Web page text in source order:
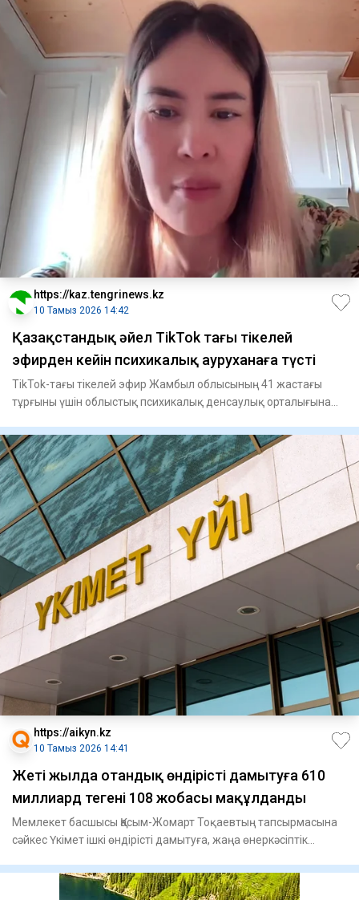
https://kaz.tengrinews.kz
10 Тамыз 2026 14:42
Қазақстандық әйел TikTok тағы тікелей
эфирден кейін психикалық ауруханаға түсті
TikTok-тағы тікелей эфир Жамбыл облысының 41 жастағы
тұрғыны үшін облыстық психикалық денсаулық орталығына
https://aikyn.kz
10 Тамыз 2026 14:41
Жеті жылда отандық өндірісті дамытуға 610
миллиард теңгенің 108 жобасы мақұлданды
Мемлекет басшысы Қасым-Жомарт Тоқаевтың тапсырмасына
сәйкес Үкімет ішкі өндірісті дамытуға, жаңа өнеркәсіптік